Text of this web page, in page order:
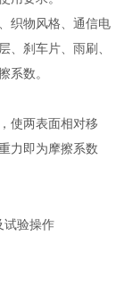
织物风格、通信电
、刹车片、雨刷、
系数。
使两表面相对移
力即为摩擦系数
试验操作